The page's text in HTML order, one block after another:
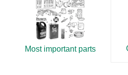
Most important parts